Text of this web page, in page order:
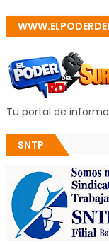
Tu portal de
SNTP